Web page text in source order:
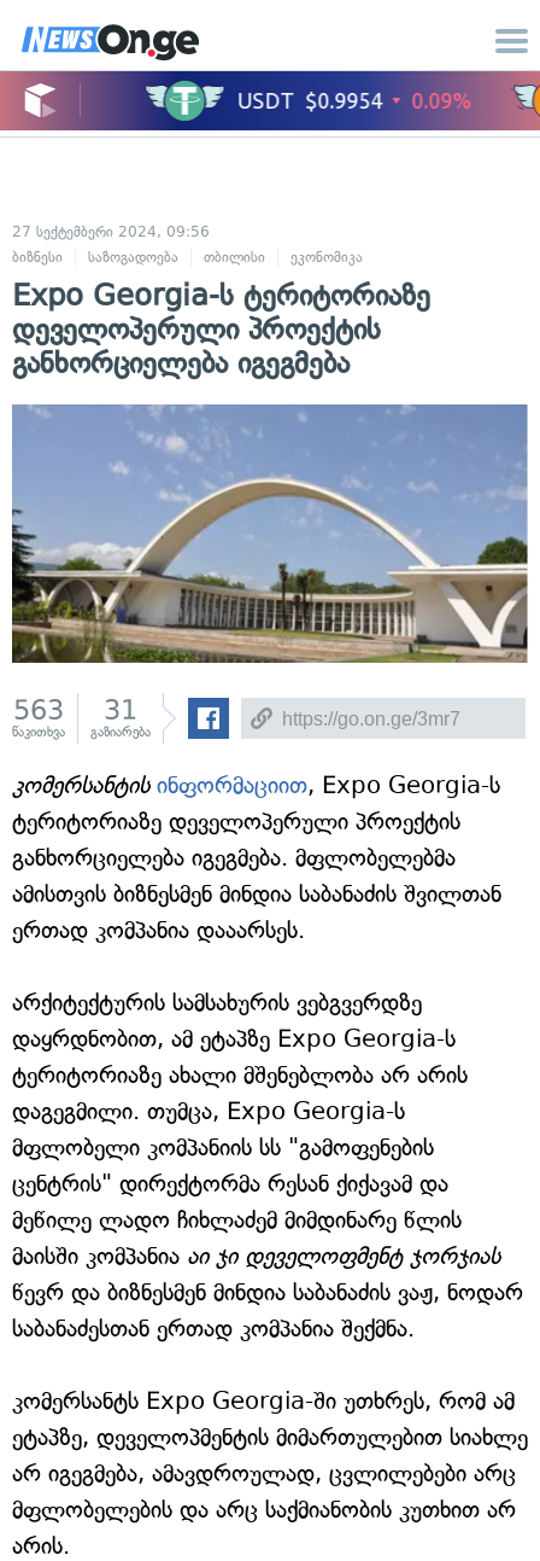
27 სექტემბერი 2024, 09:56
ბიზნესი
საზოგადოება თბილისი ეკონომიკა
Expo Georgia-ს ტერიტორიაზე
დეველოპერული პროექტის
განხორციელება იგეგმება
563
წაკითხვა
31
გაზიარება
კომერსანტის ინფორმაციით, Expo Georgia-ს
ტერიტორიაზე დეველოპერული პროექტის
განხორციელება იგეგმება. მფლობელებმა
ამისთვის ბიზნესმენ მინდია საბანაძის შვილთან
ერთად კომპანია დააარსეს.
არქიტექტურის სამსახურის ვებგვერდზე
დაყრდნობით, ამ ეტაპზე Expo Georgia-ს
ტერიტორიაზე ახალი მშენებლობა არ არის
დაგეგმილი. თუმცა, Expo Georgia-ს
მფლობელი კომპანიის სს "გამოფენების
ცენტრის" დირექტორმა რესან ქიქავამ და
მეწილე ლადო ჩიხლაძემ მიმდინარე წლის
მაისში კომპანია აი ჯი დეველოფმენტ ჯორჯიას
წევრ და ბიზნესმენ მინდია საბანაძის ვაჟ, ნოდარ
საბანაძესთან ერთად კომპანია შექმნა.
კომერსანტს Expo Georgia-ში უთხრეს, რომ ამ
ეტაპზე, დეველოპმენტის მიმართულებით სიახლე
არ იგეგმება, ამავდროულად, ცვლილებები არც
მფლობელების და არც საქმიანობის კუთხით არ
არის.